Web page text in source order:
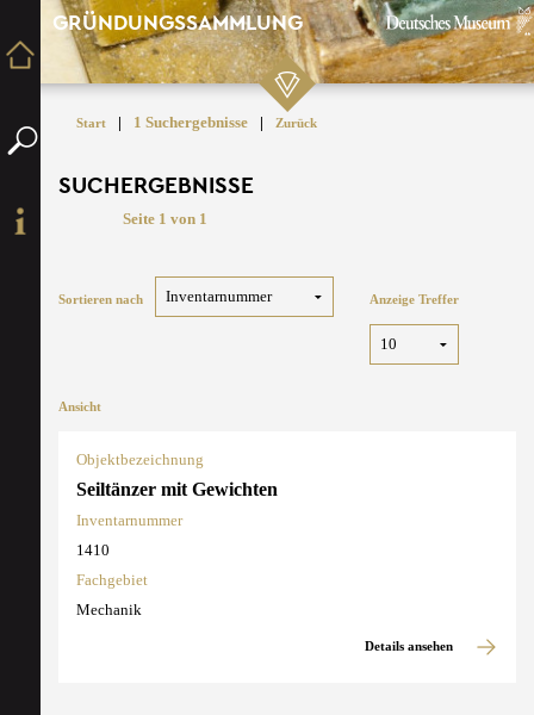
GRÜNDUNGSSAMMLUNG
Start | 1 Suchergebnisse | Zurück
SUCHERGEBNISSE
Seite 1 von 1
Sortieren nach Anzeige Treffer
Ansicht
Objektbezeichnung
Seiltänzer mit Gewichten
Inventarnummer
1410
Fachgebiet
Mechanik
Details ansehen